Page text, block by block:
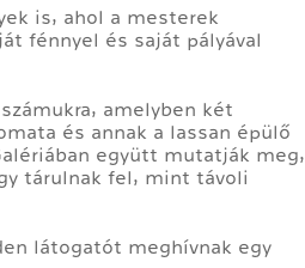
is, ahol a mesterek
fénnyel és saját pályával
amelyben két
és annak a lassan épülő
együtt mutatják meg,
tárulnak fel, mint távoli
látogatót meghívnak egy